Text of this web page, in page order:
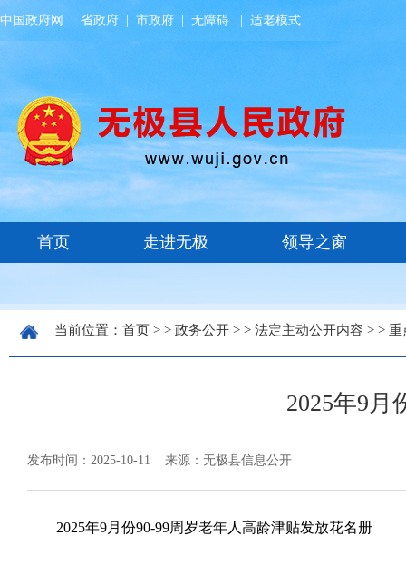
中国政府网 省政府 市政府 无障碍 适老模式
当前位置： 首页 > > 政务公开 > > 法定主动公开内容 > > 重
2025年9月
发布时间：2025-10-11 来源：无极县信息公开
2025年9月份90-99周岁老年人高龄津贴发放花名册